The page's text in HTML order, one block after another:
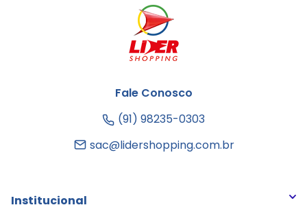
Fale Conosco
(91) 98235-0303
sac@lidershopping.com.br
Institucional